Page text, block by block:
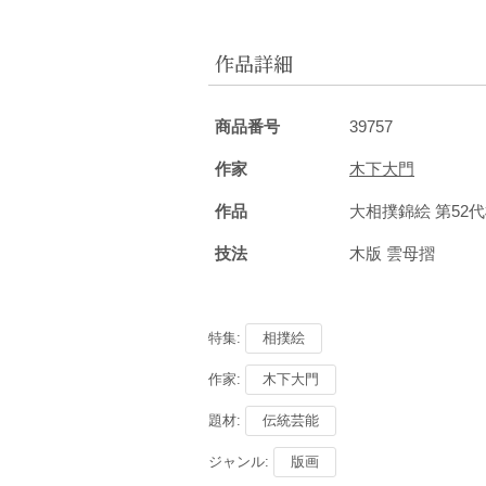
作品詳細
商品番号 39757
作家 木下大門
作品 大相撲錦絵 第52
技法 木版 雲母摺
特集: 相撲絵
作家: 木下大門
題材: 伝統芸能
ジャンル: 版画